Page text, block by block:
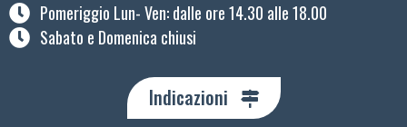
Pomeriggio Lun- Ven: dalle ore 14.30 alle 18.00
Sabato e Domenica chiusi
Indicazioni